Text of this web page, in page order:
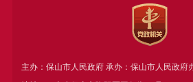
主办：保山市人民政府 承办：保山市人民政府